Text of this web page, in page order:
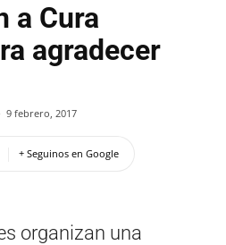
a Cura
agradecer
9 febrero, 2017
+ Seguinos en Google
organizan una